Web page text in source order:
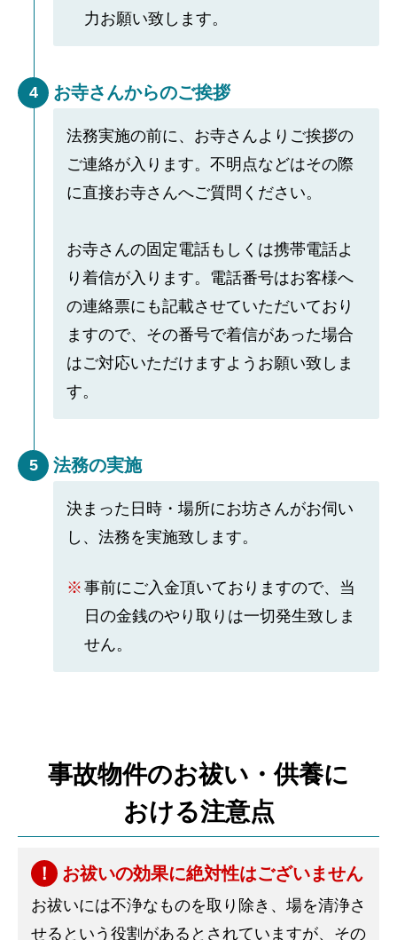
力お願い致します。
4 お寺さんからのご挨拶
法務実施の前に、お寺さんよりご挨拶の
ご連絡が入ります。不明点などはその際
に直接お寺さんへご質問ください。
お寺さんの固定電話もしくは携帯電話よ
り着信が入ります。電話番号はお客様へ
の連絡票にも記載させていただいており
ますので、その番号で着信があった場合
はご対応いただけますようお願い致しま
す。
5 法務の実施
決まった日時・場所にお坊さんがお伺い
し、法務を実施致します。
事前にご入金頂いておりますので、当
日の金銭のやり取りは一切発生致しま
せん。
事故物件のお祓い・供養に
おける注意点
お祓いの効果に絶対性はございません
お祓いには不浄なものを取り除き、場を清浄さ
せるという役割があるとされていますが、その